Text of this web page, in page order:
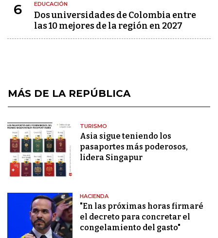
6 EDUCACIÓN
Dos universidades de Colombia entre
las 10 mejores de la región en 2027
MÁS DE LA REPÚBLICA
TURISMO
Asia sigue teniendo los
pasaportes más poderosos,
lidera Singapur
HACIENDA
"En las próximas horas firmaré
el decreto para concretar el
congelamiento del gasto"